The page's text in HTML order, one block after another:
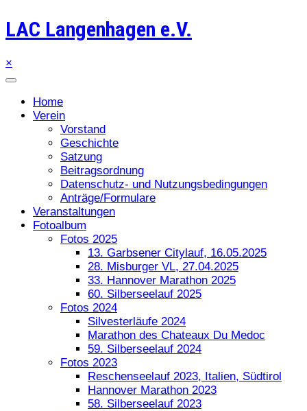
LAC Langenhagen e.V.
×
Home
Verein
Vorstand
Geschichte
Satzung
Beitragsordnung
Datenschutz- und Nutzungsbedingungen
Anträge/Formulare
Veranstaltungen
Fotoalbum
Fotos 2025
13. Garbsener Citylauf, 16.05.2025
28. Misburger VL, 27.04.2025
33. Hannover Marathon 2025
60. Silberseelauf 2025
Fotos 2024
Silvesterläufe 2024
Marathon des Chateaux Du Medoc
59. Silberseelauf 2024
Fotos 2023
Reschenseelauf 2023, Italien, Südtirol
Hannover Marathon 2023
58. Silberseelauf 2023